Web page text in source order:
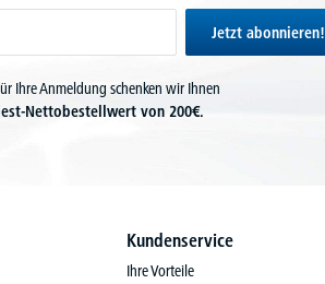
Jetzt abonnieren!
Ihre Anmeldung schenken wir Ihnen
Nettobestellwert von 200€.
Kundenservice
Ihre Vorteile